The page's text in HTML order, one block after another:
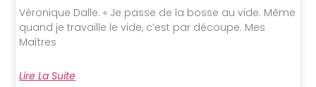
Véronique Dalle. « Je passe de la bosse au vide. Même
quand je travaille le vide, c’est par découpe. Mes
Maîtres
Lire La Suite